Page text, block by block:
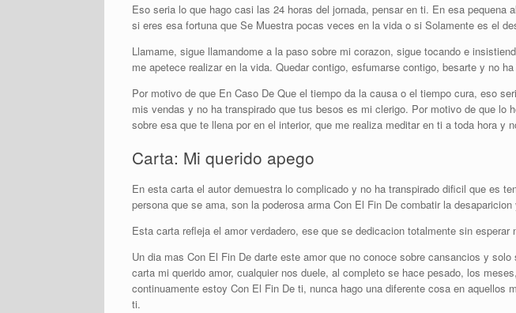
Eso seri­a lo que hago casi las 24 horas del jornada, pensar en ti. En esa
si eres esa fortuna que Se Muestra pocas veces en la vida o si Solamente es el
Llamame, sigue llamandome a la paso sobre mi corazon, sigue tocando e
me apetece realizar en la vida. Quedar contigo, esfumarse contigo, besarte y no
Por motivo de que En Caso De Que el tiempo da la causa o el tiempo cura, eso
mis vendas y no ha transpirado que tus besos es mi clerigo. Por motivo de que
sobre esa que te llena por en el interior, que me realiza meditar en ti a toda hora y
Carta: Mi querido apego
En esta carta el autor demuestra lo complicado y no ha transpirado dificil que es
persona que se ama, son la poderosa arma Con El Fin De combatir la
Esta carta refleja el amor verdadero, ese que se dedicacion totalmente sin
Un dia mas Con El Fin De darte este amor que no conoce sobre cansancios y
carta mi querido amor, cualquier nos duele, al completo se hace pesado, los
continuamente estoy Con El Fin De ti, nunca hago una diferente cosa en
ti.